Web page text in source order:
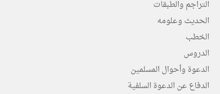
التراجم والطبقات
الحديث وعلومه
الخطب
الدروس
الدعوة وأحوال المسلمين
الدفاع عن الدعوة السلفية